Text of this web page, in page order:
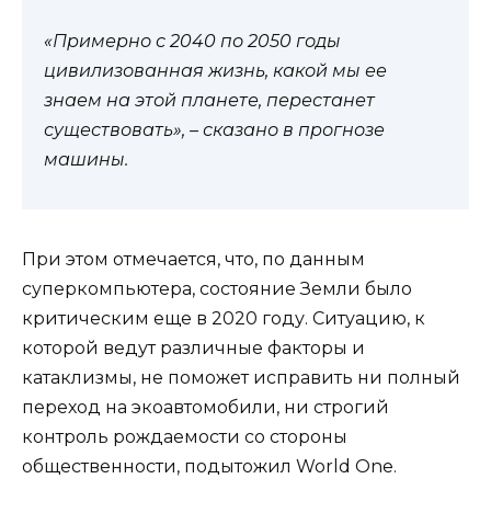
«Примерно с 2040 по 2050 годы
цивилизованная жизнь, какой мы ее
знаем на этой планете, перестанет
существовать», – сказано в прогнозе
машины.
При этом отмечается, что, по данным
суперкомпьютера, состояние Земли было
критическим еще в 2020 году. Ситуацию, к
которой ведут различные факторы и
катаклизмы, не поможет исправить ни полный
переход на экоавтомобили, ни строгий
контроль рождаемости со стороны
общественности, подытожил World One.